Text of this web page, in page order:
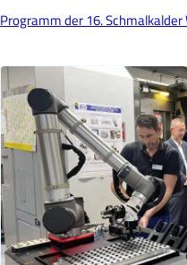
Programm der 16.